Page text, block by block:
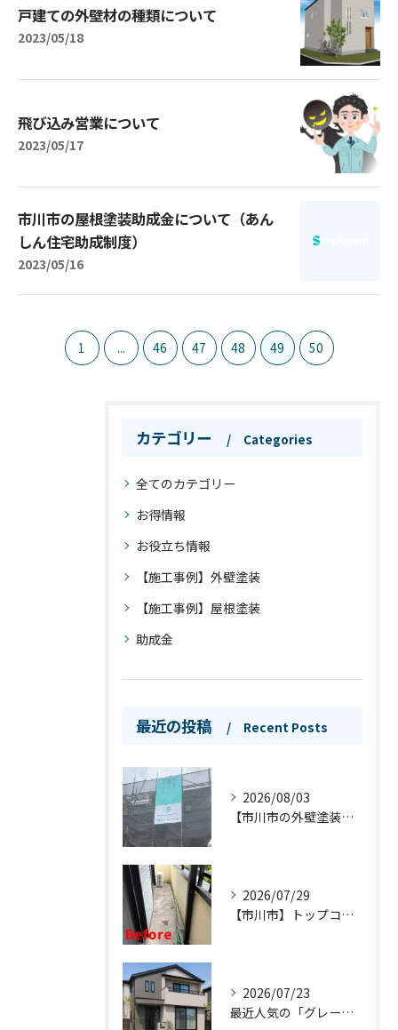
戸建ての外壁材の種類について
2023/05/18
飛び込み営業について
2023/05/17
市川市の屋根塗装助成金について（あん
しん住宅助成制度）
2023/05/16
1 ... 46 47 48 49 50
カテゴリー Categories
全てのカテゴリー
お得情報
お役立ち情報
【施工事例】外壁塗装
【施工事例】屋根塗装
助成金
最近の投稿 Recent Posts
2026/08/03
【市川市の外壁塗装】シンプルプランが「菊水ハーモニープロジェクト」千葉県3社に選出されました！
2026/07/29
【市川市】トップコートと防水工事の違いとは？バルコニーを長持ちさせるお手入れ方法も解説！
2026/07/23
最近人気の「グレー」の外壁。その魅力と失敗しない色選びのポイント